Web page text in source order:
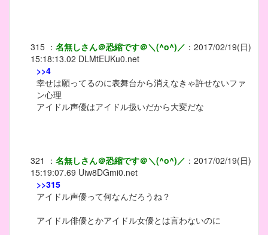
315 ： 名無しさん＠恐縮です＠＼(^o^)／ ： 2017/02/19(日)
15:18:13.02 DLMtEUKu0.net
>>4
幸せは願ってるのに表舞台から消えなきゃ許せないファ
ン心理
アイドル声優はアイドル扱いだから大変だな
321 ： 名無しさん＠恐縮です＠＼(^o^)／ ： 2017/02/19(日)
15:19:07.69 Uiw8DGmi0.net
>>315
アイドル声優って何なんだろうね？
アイドル俳優とかアイドル女優とは言わないのに